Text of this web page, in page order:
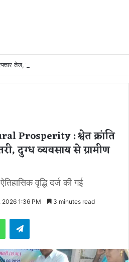
Prosperity : श्वेत क्रांति
दुग्ध व्यवसाय से ग्रामीण
वृद्धि दर्ज की गई
2026 1:36 PM 3 minutes read